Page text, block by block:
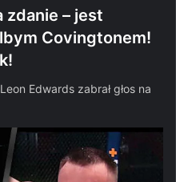
zdanie – jest
Covingtonem!
Edwards zabrał głos na